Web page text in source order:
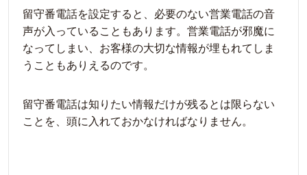
留守番電話を設定すると、必要のない営業電話の音
声が入っていることもあります。営業電話が邪魔に
なってしまい、お客様の大切な情報が埋もれてしま
うこともありえるのです。
留守番電話は知りたい情報だけが残るとは限らない
ことを、頭に入れておかなければなりません。